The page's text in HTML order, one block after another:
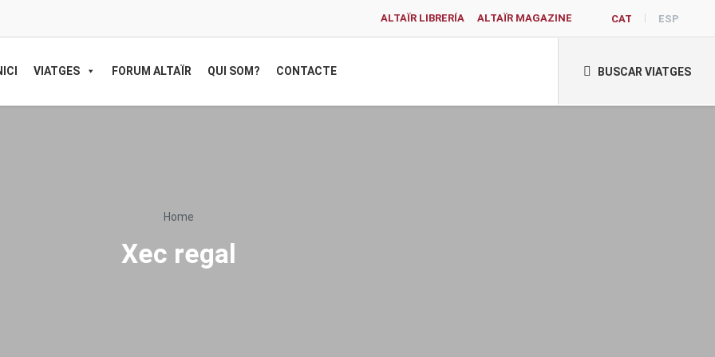
ALTAÏR LIBRERÍA ALTAÏR MAGAZINE CAT ESP
VIATGES FORUM ALTAÏR QUI SOM? CONTACTE BUSCAR VIATGES
Home
Xec regal